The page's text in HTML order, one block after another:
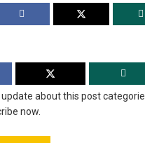
about this post
now.